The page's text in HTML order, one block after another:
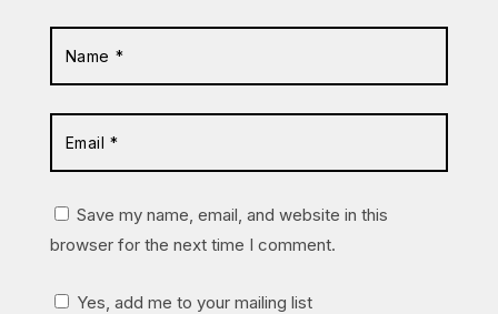
Save my name, email, and website in this
browser for the next time I comment.
Yes, add me to your mailing list